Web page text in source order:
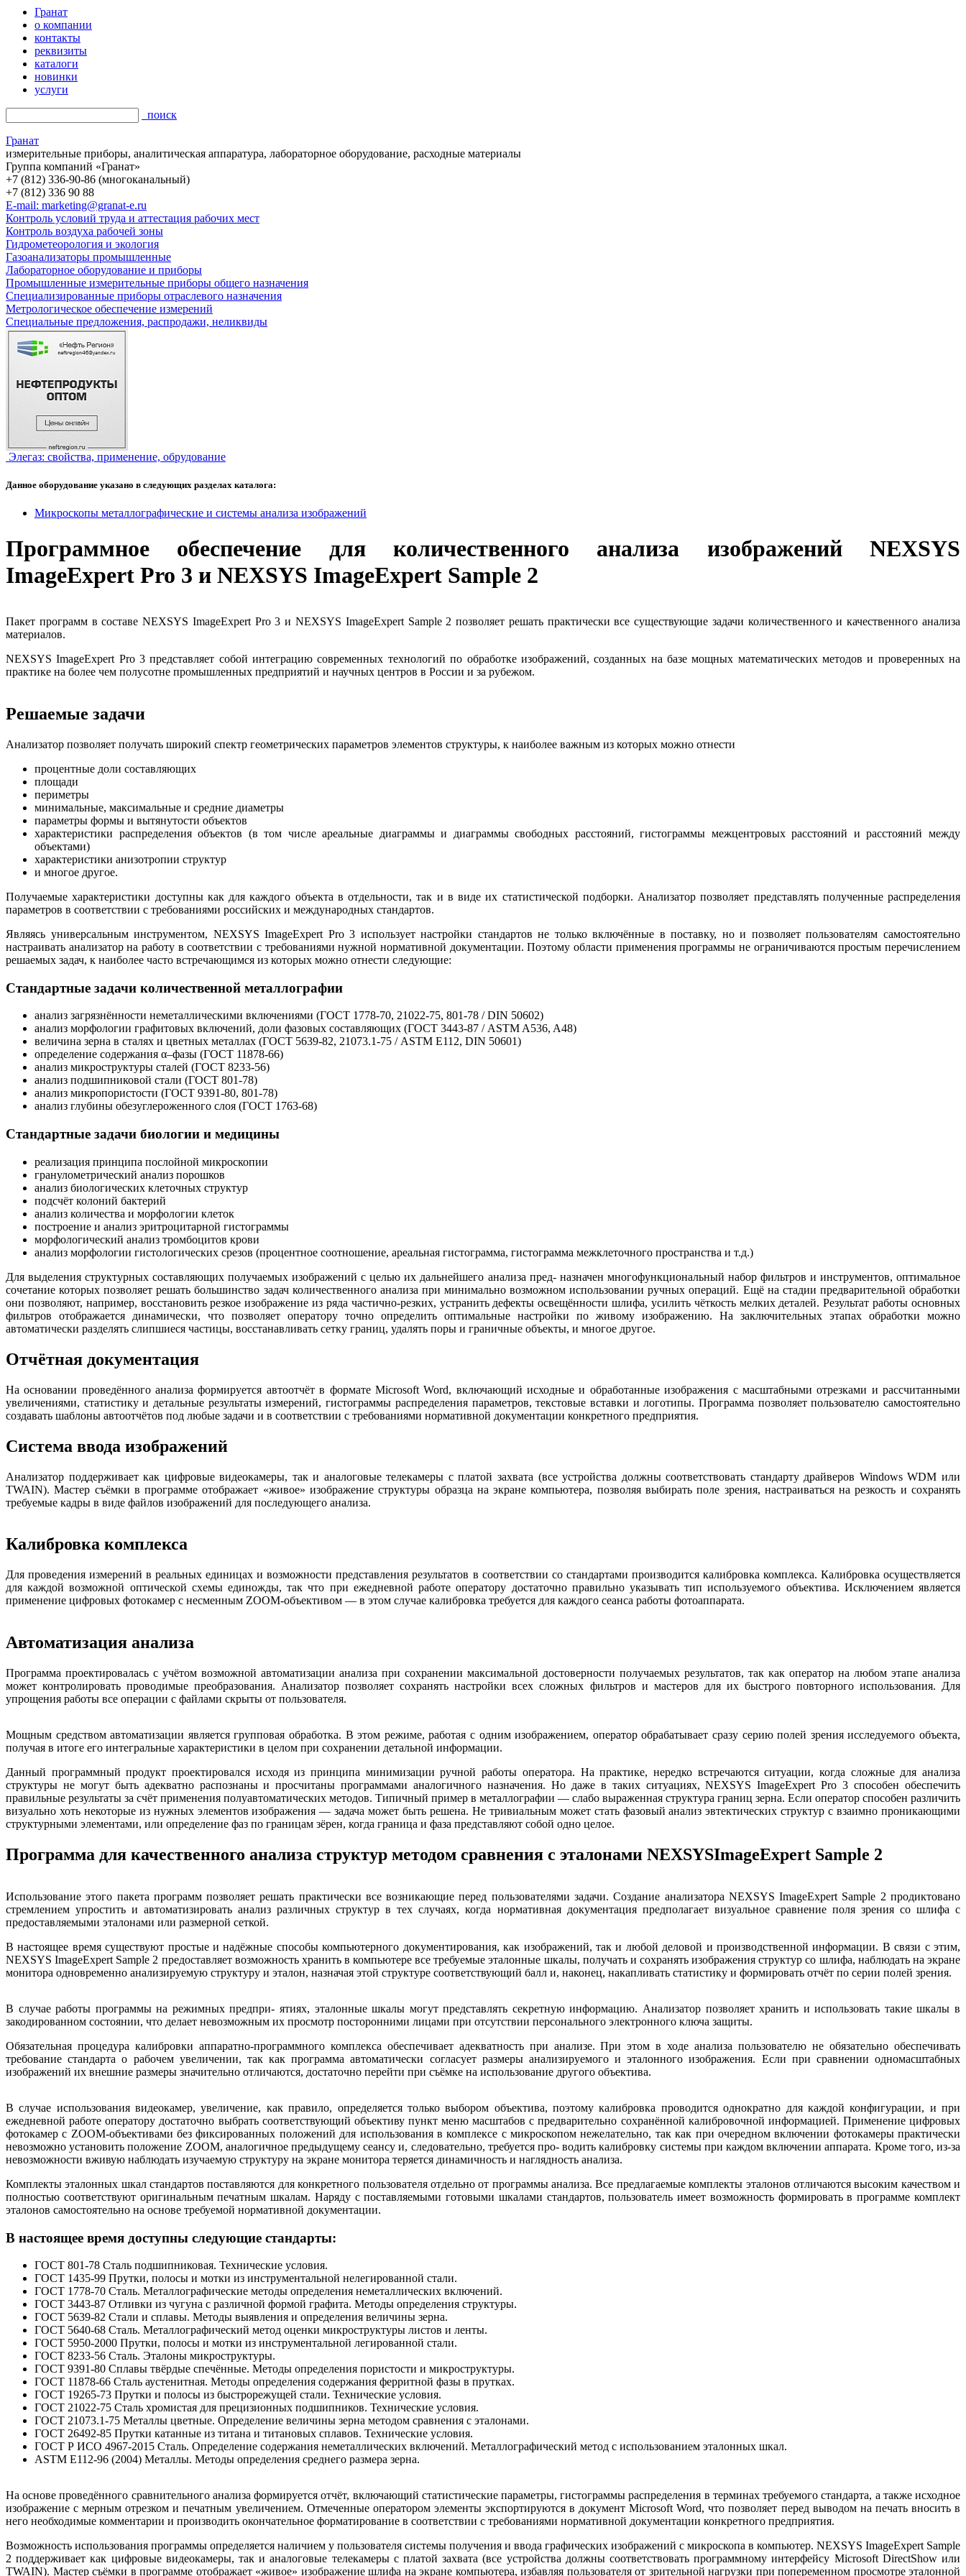
Гранат
о компании
контакты
реквизиты
каталоги
новинки
услуги
поиск
Гранат
измерительные приборы, аналитическая аппаратура, лабораторное оборудование, расходные материалы
Группа компаний «Гранат»
+7 (812) 336-90-86 (многоканальный)
+7 (812) 336 90 88
E-mail: marketing@granat-e.ru
Контроль условий труда и аттестация рабочих мест
Контроль воздуха рабочей зоны
Гидрометеорология и экология
Газоанализаторы промышленные
Лабораторное оборудование и приборы
Промышленные измерительные приборы общего назначения
Специализированные приборы отраслевого назначения
Метрологическое обеспечение измерений
Специальные предложения, распродажи, неликвиды
Элегаз: свойства, применение, обрудование
Данное оборудование указано в следующих разделах каталога:
Микроскопы металлографические и системы анализа изображений
Программное обеспечение для количественного анализа изображений NEXSYS
ImageExpert Pro 3 и NEXSYS ImageExpert Sample 2
Пакет программ в составе NEXSYS ImageExpert Pro 3 и NEXSYS ImageExpert Sample 2 позволяет решать практически все существующие задачи количественного и качественного анализа
материалов.
NEXSYS ImageExpert Pro 3 представляет собой интеграцию современных технологий по обработке изображений, созданных на базе мощных математических методов и проверенных на
практике на более чем полусотне промышленных предприятий и научных центров в России и за рубежом.
Решаемые задачи
Анализатор позволяет получать широкий спектр геометрических параметров элементов структуры, к наиболее важным из которых можно отнести
процентные доли составляющих
площади
периметры
минимальные, максимальные и средние диаметры
параметры формы и вытянутости объектов
характеристики распределения объектов (в том числе ареальные диаграммы и диаграммы свободных расстояний, гистограммы межцентровых расстояний и расстояний между
объектами)
характеристики анизотропии структур
и многое другое.
Получаемые характеристики доступны как для каждого объекта в отдельности, так и в виде их статистической подборки. Анализатор позволяет представлять полученные распределения
параметров в соответствии с требованиями российских и международных стандартов.
Являясь универсальным инструментом, NEXSYS ImageExpert Pro 3 использует настройки стандартов не только включённые в поставку, но и позволяет пользователям самостоятельно
настраивать анализатор на работу в соответствии с требованиями нужной нормативной документации. Поэтому области применения программы не ограничиваются простым перечислением
решаемых задач, к наиболее часто встречающимся из которых можно отнести следующие:
Стандартные задачи количественной металлографии
анализ загрязнённости неметаллическими включениями (ГОСТ 1778-70, 21022-75, 801-78 / DIN 50602)
анализ морфологии графитовых включений, доли фазовых составляющих (ГОСТ 3443-87 / ASTM A536, A48)
величина зерна в сталях и цветных металлах (ГОСТ 5639-82, 21073.1-75 / ASTM E112, DIN 50601)
определение содержания α–фазы (ГОСТ 11878-66)
анализ микроструктуры сталей (ГОСТ 8233-56)
анализ подшипниковой стали (ГОСТ 801-78)
анализ микропористости (ГОСТ 9391-80, 801-78)
анализ глубины обезуглероженного слоя (ГОСТ 1763-68)
Стандартные задачи биологии и медицины
реализация принципа послойной микроскопии
гранулометрический анализ порошков
анализ биологических клеточных структур
подсчёт колоний бактерий
анализ количества и морфологии клеток
построение и анализ эритроцитарной гистограммы
морфологический анализ тромбоцитов крови
анализ морфологии гистологических срезов (процентное соотношение, ареальная гистограмма, гистограмма межклеточного пространства и т.д.)
Для выделения структурных составляющих получаемых изображений с целью их дальнейшего анализа пред- назначен многофункциональный набор фильтров и инструментов, оптимальное
сочетание которых позволяет решать большинство задач количественного анализа при минимально возможном использовании ручных операций. Ещё на стадии предварительной обработки
они позволяют, например, восстановить резкое изображение из ряда частично-резких, устранить дефекты освещённости шлифа, усилить чёткость мелких деталей. Результат работы основных
фильтров отображается динамически, что позволяет оператору точно определить оптимальные настройки по живому изображению. На заключительных этапах обработки можно
автоматически разделять слипшиеся частицы, восстанавливать сетку границ, удалять поры и граничные объекты, и многое другое.
Отчётная документация
На основании проведённого анализа формируется автоотчёт в формате Microsoft Word, включающий исходные и обработанные изображения с масштабными отрезками и рассчитанными
увеличениями, статистику и детальные результаты измерений, гистограммы распределения параметров, текстовые вставки и логотипы. Программа позволяет пользователю самостоятельно
создавать шаблоны автоотчётов под любые задачи и в соответствии с требованиями нормативной документации конкретного предприятия.
Система ввода изображений
Анализатор поддерживает как цифровые видеокамеры, так и аналоговые телекамеры с платой захвата (все устройства должны соответствовать стандарту драйверов Windows WDM или
TWAIN). Мастер съёмки в программе отображает «живое» изображение структуры образца на экране компьютера, позволяя выбирать поле зрения, настраиваться на резкость и сохранять
требуемые кадры в виде файлов изображений для последующего анализа.
Калибровка комплекса
Для проведения измерений в реальных единицах и возможности представления результатов в соответствии со стандартами производится калибровка комплекса. Калибровка осуществляется
для каждой возможной оптической схемы единожды, так что при ежедневной работе оператору достаточно правильно указывать тип используемого объектива. Исключением является
применение цифровых фотокамер с несменным ZOOM-объективом — в этом случае калибровка требуется для каждого сеанса работы фотоаппарата.
Автоматизация анализа
Программа проектировалась с учётом возможной автоматизации анализа при сохранении максимальной достоверности получаемых результатов, так как оператор на любом этапе анализа
может контролировать проводимые преобразования. Анализатор позволяет сохранять настройки всех сложных фильтров и мастеров для их быстрого повторного использования. Для
упрощения работы все операции с файлами скрыты от пользователя.
Мощным средством автоматизации является групповая обработка. В этом режиме, работая с одним изображением, оператор обрабатывает сразу серию полей зрения исследуемого объекта,
получая в итоге его интегральные характеристики в целом при сохранении детальной информации.
Данный программный продукт проектировался исходя из принципа минимизации ручной работы оператора. На практике, нередко встречаются ситуации, когда сложные для анализа
структуры не могут быть адекватно распознаны и просчитаны программами аналогичного назначения. Но даже в таких ситуациях, NEXSYS ImageExpert Pro 3 способен обеспечить
правильные результаты за счёт применения полуавтоматических методов. Типичный пример в металлографии — слабо выраженная структура границ зерна. Если оператор способен различить
визуально хоть некоторые из нужных элементов изображения — задача может быть решена. Не тривиальным может стать фазовый анализ эвтектических структур с взаимно проникающими
структурными элементами, или определение фаз по границам зёрен, когда граница и фаза представляют собой одно целое.
Программа для качественного анализа структур методом сравнения с эталонами NEXSYSImageExpert Sample 2
Использование этого пакета программ позволяет решать практически все возникающие перед пользователями задачи. Создание анализатора NEXSYS ImageExpert Sample 2 продиктовано
стремлением упростить и автоматизировать анализ различных структур в тех случаях, когда нормативная документация предполагает визуальное сравнение поля зрения со шлифа с
предоставляемыми эталонами или размерной сеткой.
В настоящее время существуют простые и надёжные способы компьютерного документирования, как изображений, так и любой деловой и производственной информации. В связи с этим,
NEXSYS ImageExpert Sample 2 предоставляет возможность хранить в компьютере все требуемые эталонные шкалы, получать и сохранять изображения структур со шлифа, наблюдать на экране
монитора одновременно анализируемую структуру и эталон, назначая этой структуре соответствующий балл и, наконец, накапливать статистику и формировать отчёт по серии полей зрения.
В случае работы программы на режимных предпри- ятиях, эталонные шкалы могут представлять секретную информацию. Анализатор позволяет хранить и использовать такие шкалы в
закодированном состоянии, что делает невозможным их просмотр посторонними лицами при отсутствии персонального электронного ключа защиты.
Обязательная процедура калибровки аппаратно-программного комплекса обеспечивает адекватность при анализе. При этом в ходе анализа пользователю не обязательно обеспечивать
требование стандарта о рабочем увеличении, так как программа автоматически согласует размеры анализируемого и эталонного изображения. Если при сравнении одномасштабных
изображений их внешние размеры значительно отличаются, достаточно перейти при съёмке на использование другого объектива.
В случае использования видеокамер, увеличение, как правило, определяется только выбором объектива, поэтому калибровка проводится однократно для каждой конфигурации, и при
ежедневной работе оператору достаточно выбрать соответствующий объективу пункт меню масштабов с предварительно сохранённой калибровочной информацией. Применение цифровых
фотокамер с ZOOM-объективами без фиксированных положений для использования в комплексе с микроскопом нежелательно, так как при очередном включении фотокамеры практически
невозможно установить положение ZOOM, аналогичное предыдущему сеансу и, следовательно, требуется про- водить калибровку системы при каждом включении аппарата. Кроме того, из-за
невозможности вживую наблюдать изучаемую структуру на экране монитора теряется динамичность и наглядность анализа.
Комплекты эталонных шкал стандартов поставляются для конкретного пользователя отдельно от программы анализа. Все предлагаемые комплекты эталонов отличаются высоким качеством и
полностью соответствуют оригинальным печатным шкалам. Наряду с поставляемыми готовыми шкалами стандартов, пользователь имеет возможность формировать в программе комплект
эталонов самостоятельно на основе требуемой нормативной документации.
В настоящее время доступны следующие стандарты:
ГОСТ 801-78 Сталь подшипниковая. Технические условия.
ГОСТ 1435-99 Прутки, полосы и мотки из инструментальной нелегированной стали.
ГОСТ 1778-70 Сталь. Металлографические методы определения неметаллических включений.
ГОСТ 3443-87 Отливки из чугуна с различной формой графита. Методы определения структуры.
ГОСТ 5639-82 Стали и сплавы. Методы выявления и определения величины зерна.
ГОСТ 5640-68 Сталь. Металлографический метод оценки микроструктуры листов и ленты.
ГОСТ 5950-2000 Прутки, полосы и мотки из инструментальной легированной стали.
ГОСТ 8233-56 Сталь. Эталоны микроструктуры.
ГОСТ 9391-80 Сплавы твёрдые спечённые. Методы определения пористости и микроструктуры.
ГОСТ 11878-66 Сталь аустенитная. Методы определения содержания ферритной фазы в прутках.
ГОСТ 19265-73 Прутки и полосы из быстрорежущей стали. Технические условия.
ГОСТ 21022-75 Сталь хромистая для прецизионных подшипников. Технические условия.
ГОСТ 21073.1-75 Металлы цветные. Определение величины зерна методом сравнения с эталонами.
ГОСТ 26492-85 Прутки катанные из титана и титановых сплавов. Технические условия.
ГОСТ Р ИСО 4967-2015 Сталь. Определение содержания неметаллических включений. Металлографический метод с использованием эталонных шкал.
ASTM E112-96 (2004) Металлы. Методы определения среднего размера зерна.
На основе проведённого сравнительного анализа формируется отчёт, включающий статистические параметры, гистограммы распределения в терминах требуемого стандарта, а также исходное
изображение с мерным отрезком и печатным увеличением. Отмеченные оператором элементы экспортируются в документ Microsoft Word, что позволяет перед выводом на печать вносить в
него необходимые комментарии и производить окончательное форматирование в соответствии с требованиями нормативной документации конкретного предприятия.
Возможность использования программы определяется наличием у пользователя системы получения и ввода графических изображений с микроскопа в компьютер. NEXSYS ImageExpert Sample
2 поддерживает как цифровые видеокамеры, так и аналоговые телекамеры с платой захвата (все устройства должны соответствовать программному интерфейсу Microsoft DirectShow или
TWAIN). Мастер съёмки в программе отображает «живое» изображение шлифа на экране компьютера, избавляя пользователя от зрительной нагрузки при попеременном просмотре эталонной